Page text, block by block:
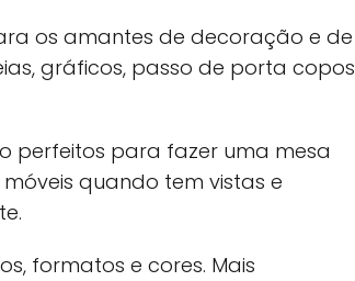
os amantes de decoração e de
gráficos, passo de porta copos
perfeitos para fazer uma mesa
quando tem vistas e
formatos e cores. Mais